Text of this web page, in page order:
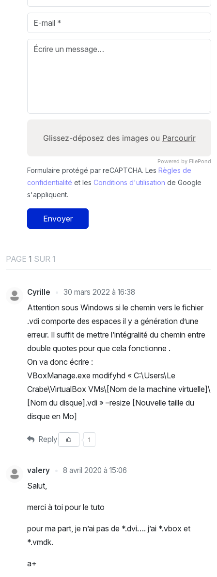
Powered by FilePond
Glissez-déposez des images ou Parcourir
Formulaire protégé par reCAPTCHA. Les Règles de
confidentialité et les Conditions d'utilisation de Google
s'appliquent.
Envoyer
PAGE 1 SUR 1
Cyrille 30 mars 2022 à 16:38
Attention sous Windows si le chemin vers le fichier
.vdi comporte des espaces il y a génération d’une
erreur. Il suffit de mettre l’intégralité du chemin entre
double quotes pour que cela fonctionne .
On va donc écrire :
VBoxManage.exe modifyhd « C:\Users\Le
Crabe\VirtualBox VMs\[Nom de la machine virtuelle]\
[Nom du disque].vdi » –resize [Nouvelle taille du
disque en Mo]
Reply 1
valery 8 avril 2020 à 15:06
Salut,
merci à toi pour le tuto
pour ma part, je n’ai pas de *.dvi…. j’ai *.vbox et
*.vmdk.
a+